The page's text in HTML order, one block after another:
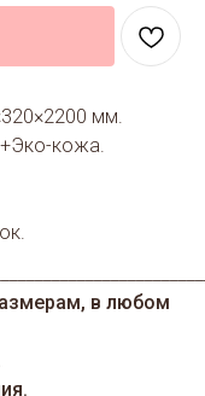
мм.
кожа.
в любом